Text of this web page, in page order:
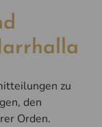
zu
den
Orden.